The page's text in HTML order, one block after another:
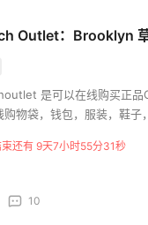
Outlet：Brooklyn
是可以在线购买正
购物袋，钱包，服装，鞋子
束还有 9天7小时55分30秒
10
算！